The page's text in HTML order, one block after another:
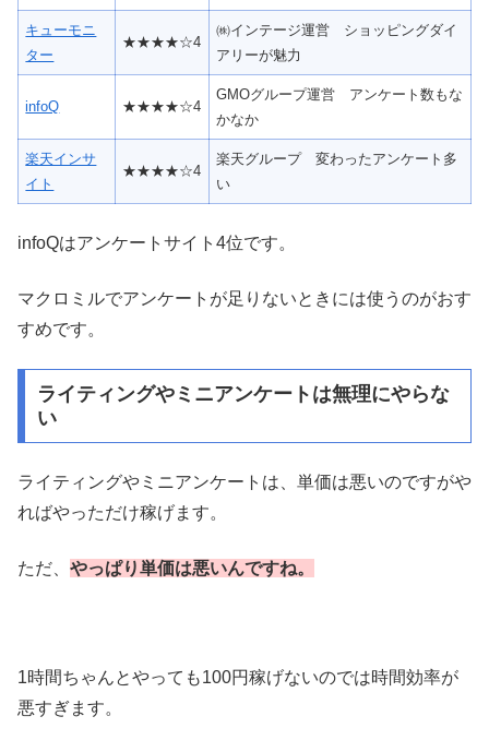
キューモニ
ター
★★★★☆4
㈱インテージ運営 ショッピングダイ
アリーが魅力
infoQ ★★★★☆4
GMOグループ運営 アンケート数もな
かなか
楽天インサ
イト
★★★★☆4
楽天グループ 変わったアンケート多
い
infoQはアンケートサイト4位です。
マクロミルでアンケートが足りないときには使うのがおす
すめです。
ライティングやミニアンケートは無理にやらな
い
ライティングやミニアンケートは、単価は悪いのですがや
ればやっただけ稼げます。
ただ、 やっぱり単価は悪いんですね。
1時間ちゃんとやっても100円稼げないのでは時間効率が
悪すぎます。